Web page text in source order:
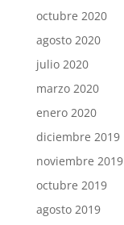
octubre 2020
agosto 2020
julio 2020
marzo 2020
enero 2020
diciembre 2019
noviembre 2019
octubre 2019
agosto 2019